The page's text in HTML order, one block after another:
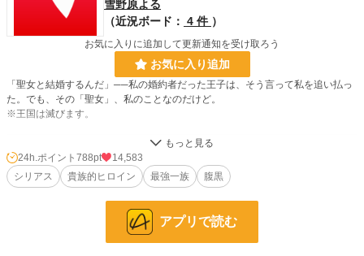
雪野原よる
（近況ボード： 4 件 ）
お気に入りに追加して更新通知を受け取ろう
お気に入り追加
「聖女と結婚するんだ」──私の婚約者だった王子は、そう言って私を追い払っ
た。でも、その「聖女」、私のことなのだけど。
※王国は滅びます。
1,745 位 / 228,779 件
恋愛 992 位 / 66,370 件
24h.ポイント 788pt
14,583
シリアス
貴族的ヒロイン 最強一族 腹黒
アプリで読む